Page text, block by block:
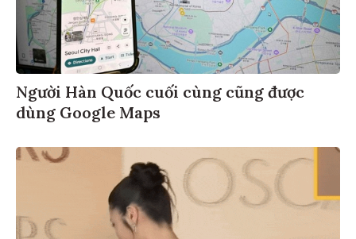
Người Hàn Quốc cuối cùng cũng được
dùng Google Maps